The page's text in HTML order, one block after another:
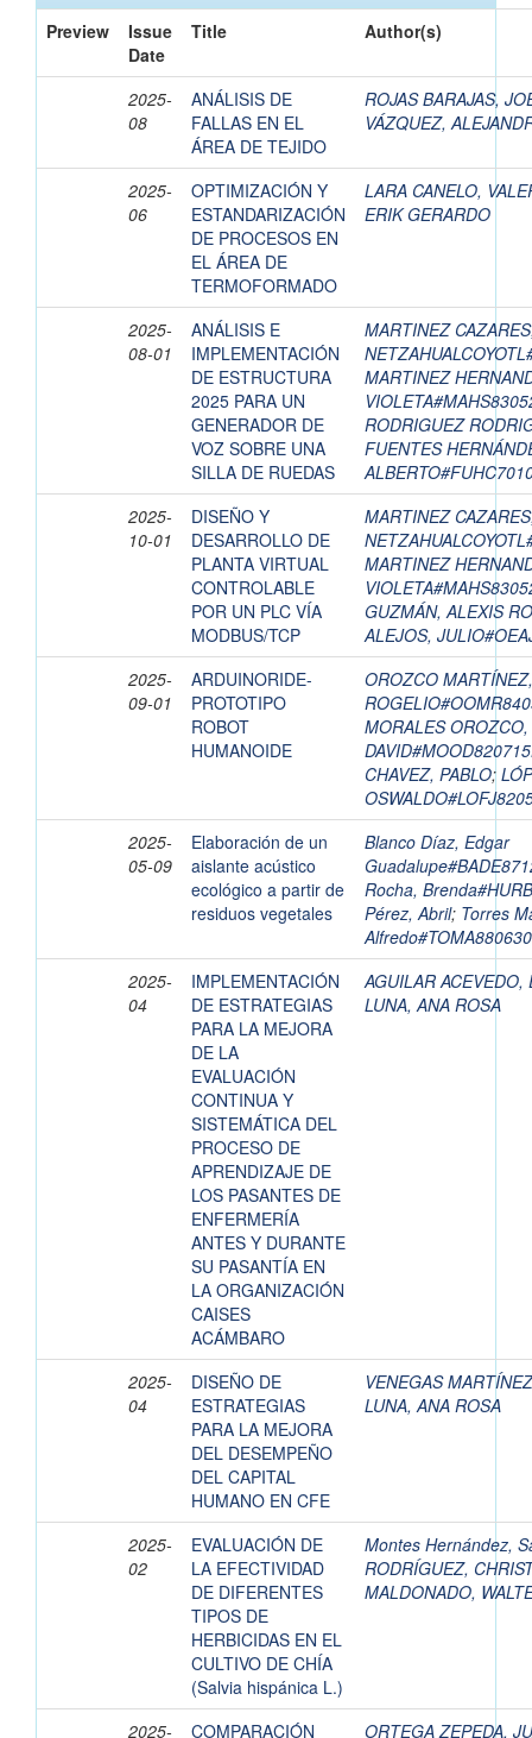
Preview
Issue
Date
Title Author(s)
2025-
08
ANÁLISIS DE
FALLAS EN EL
ÁREA DE TEJIDO
ROJAS BARAJAS,
VÁZQUEZ,
2025-
06
OPTIMIZACIÓN Y
ESTANDARIZACIÓN
DE PROCESOS EN
EL ÁREA DE
TERMOFORMADO
LARA CANELO,
ERIK GERARDO
2025-
08-01
ANÁLISIS E
IMPLEMENTACIÓN
DE ESTRUCTURA
2025 PARA UN
GENERADOR DE
VOZ SOBRE UNA
SILLA DE RUEDAS
MARTINEZ
MARTINEZ
RODRIGUEZ
FUENTES
2025-
10-01
DISEÑO Y
DESARROLLO DE
PLANTA VIRTUAL
CONTROLABLE
POR UN PLC VÍA
MODBUS/TCP
MARTINEZ
MARTINEZ
GUZMÁN, ALEXIS
ALEJOS,
2025-
09-01
ARDUINORIDE-
PROTOTIPO
ROBOT
HUMANOIDE
OROZCO MARTÍNEZ,
MORALES OROZCO,
CHAVEZ, PABLO;
2025-
05-09
Elaboración de un
aislante acústico
ecológico a partir de
residuos vegetales
Blanco Díaz, Edgar
Rocha,
Pérez, Abril; Torres
2025-
04
IMPLEMENTACIÓN
DE ESTRATEGIAS
PARA LA MEJORA
DE LA
EVALUACIÓN
CONTINUA Y
SISTEMÁTICA DEL
PROCESO DE
APRENDIZAJE DE
LOS PASANTES DE
ENFERMERÍA
ANTES Y DURANTE
SU PASANTÍA EN
LA ORGANIZACIÓN
CAISES
ACÁMBARO
AGUILAR ACEVEDO,
LUNA, ANA ROSA
2025-
04
DISEÑO DE
ESTRATEGIAS
PARA LA MEJORA
DEL DESEMPEÑO
DEL CAPITAL
HUMANO EN CFE
VENEGAS
LUNA, ANA ROSA
2025-
02
EVALUACIÓN DE
LA EFECTIVIDAD
DE DIFERENTES
TIPOS DE
HERBICIDAS EN EL
CULTIVO DE CHÍA
(Salvia hispánica L.)
Montes Hernández,
RODRÍGUEZ,
MALDONADO,
2025- COMPARACIÓN ORTEGA ZEPEDA,